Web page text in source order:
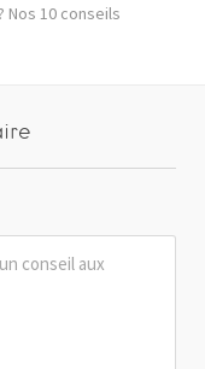
Nos 10 conseils